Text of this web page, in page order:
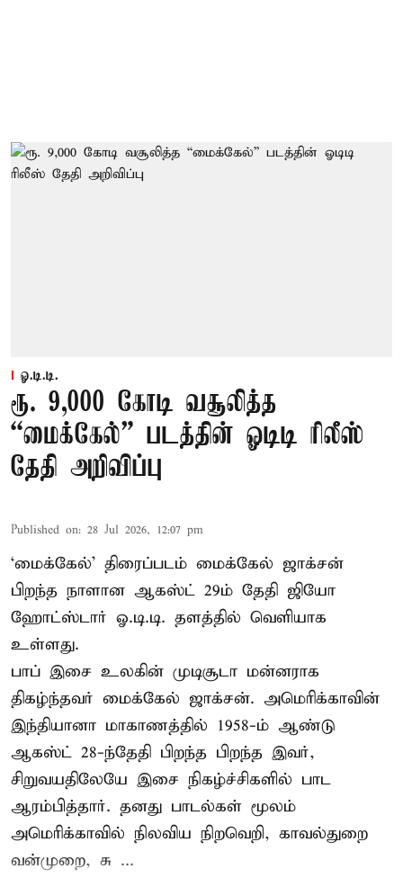
ஓ.டி.டி.
ரூ. 9,000 கோடி வசூலித்த
“மைக்கேல்” படத்தின் ஓடிடி ரிலீஸ்
தேதி அறிவிப்பு
Published on: 28 Jul 2026, 12:07 pm
‘மைக்கேல்’ திரைப்படம் மைக்கேல் ஜாக்சன்
பிறந்த நாளான ஆகஸ்ட் 29ம் தேதி ஜியோ
ஹோட்ஸ்டார் ஓ.டி.டி. தளத்தில் வெளியாக
உள்ளது.
பாப் இசை உலகின் முடிசூடா மன்னராக
திகழ்ந்தவர் மைக்கேல் ஜாக்சன். அமெரிக்காவின்
இந்தியானா மாகாணத்தில் 1958-ம் ஆண்டு
ஆகஸ்ட் 28-ந்தேதி பிறந்த பிறந்த இவர்,
சிறுவயதிலேயே இசை நிகழ்ச்சிகளில் பாட
ஆரம்பித்தார். தனது பாடல்கள் மூலம்
அமெரிக்காவில் நிலவிய நிறவெறி, காவல்துறை
வன்முறை, சு ...